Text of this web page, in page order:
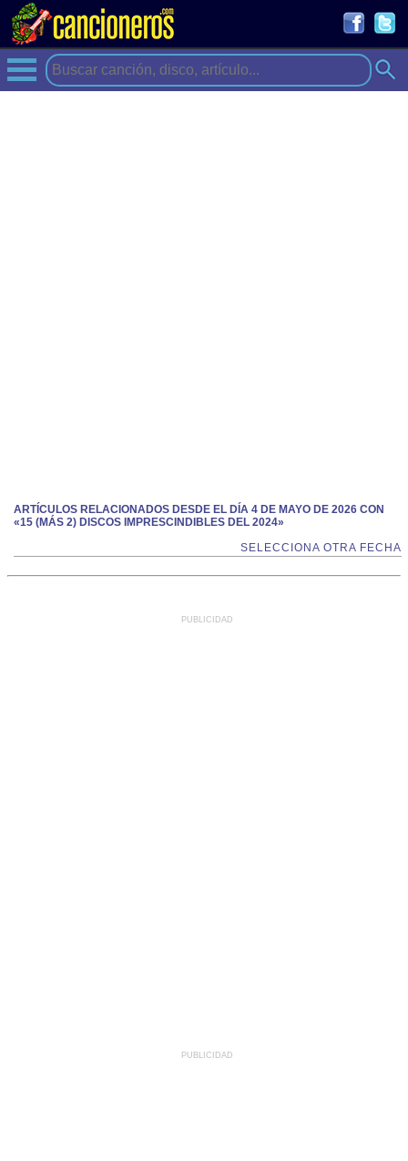
ARTÍCULOS RELACIONADOS DESDE EL DÍA 4 DE MAYO DE 2026 CON
«15 (MÁS 2) DISCOS IMPRESCINDIBLES DEL 2024»
SELECCIONA OTRA FECHA
PUBLICIDAD
PUBLICIDAD